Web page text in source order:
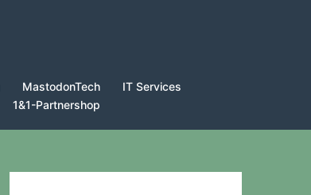
MastodonTech
IT Services
1&1-Partnershop